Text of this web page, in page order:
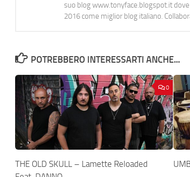
suo blog www.tonyface.blogspot.it
2016 come miglior blog italiano.
POTREBBERO INTERESSARTI ANCHE...
0
THE OLD SKULL – Lamette Reloaded